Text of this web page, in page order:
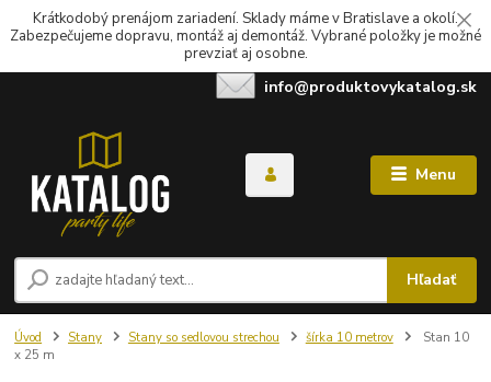
Krátkodobý prenájom zariadení. Sklady máme v Bratislave a okolí.
Zabezpečujeme dopravu, montáž aj demontáž. Vybrané položky je možné
prevziať aj osobne.
Menu
Hľadať
info@produktovykatalog.sk
Úvod Stany Stany so sedlovou strechou šírka 10 metrov
Stan 10
x 25 m